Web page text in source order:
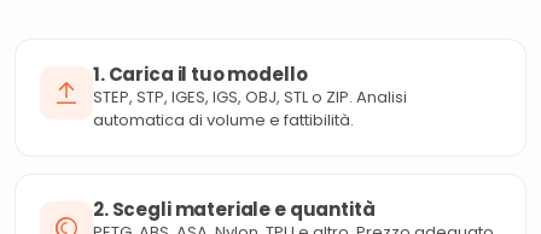
1. Carica il tuo modello
STEP, STP, IGES, IGS, OBJ, STL o ZIP. Analisi
automatica di volume e fattibilità.
2. Scegli materiale e quantità